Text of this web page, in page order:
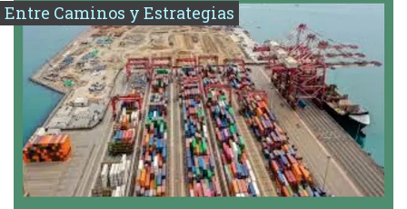
Entre Caminos y Estrategias